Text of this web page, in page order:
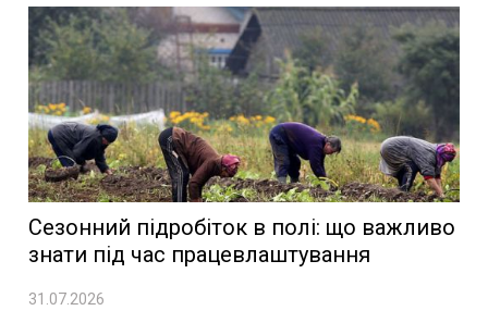
Сезонний підробіток в полі: що важливо
знати під час працевлаштування
31.07.2026